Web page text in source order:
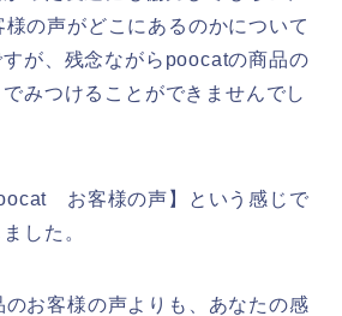
の声がどこにあるのかについて
が、残念ながらpoocatの商品の
みつけることができませんでし
お客様の声】という感じで
した。
お客様の声よりも、あなたの感